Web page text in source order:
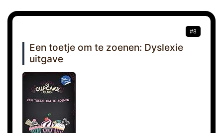
#8
Een toetje om te zoenen: Dyslexie
uitgave